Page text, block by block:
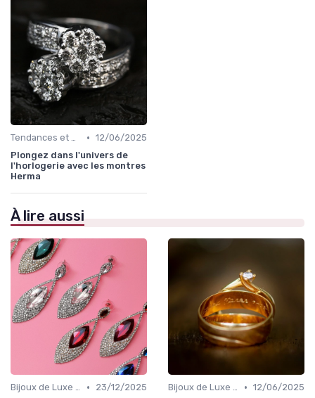
Tendances et Conseils de Style • 12/06/2025
Plongez dans l'univers de
l'horlogerie avec les montres
Herma
À lire aussi
Bijoux de Luxe pour Hommes •
23/12/2025
Bijoux de Luxe pour Hommes • 12/06/2025